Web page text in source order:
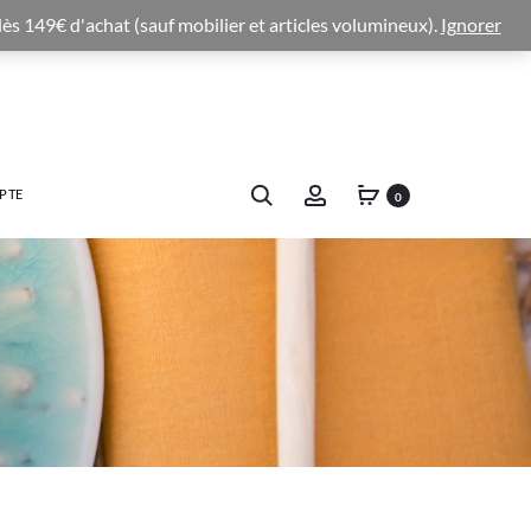
0
149€ d'achat (sauf mobilier et articles volumineux). Ignorer